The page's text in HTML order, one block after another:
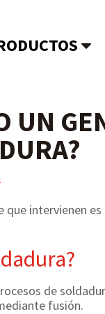
UN
que intervienen
de
fusión.